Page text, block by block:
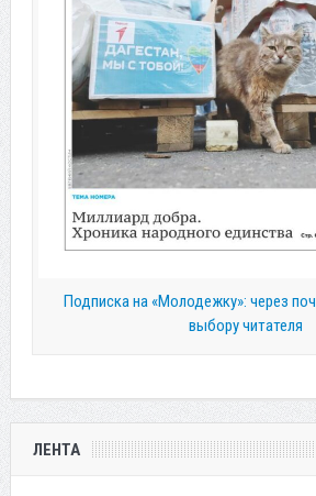
Подписка на «Молодежку»: через
выбору читателя
ЛЕНТА